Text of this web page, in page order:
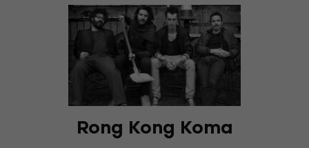
Rong Kong Koma